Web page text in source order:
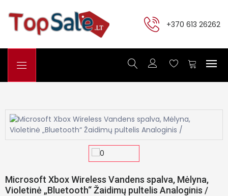
+370 613 26262
Microsoft Xbox Wireless Vandens spalva, Mėlyna,
Violetinė „Bluetooth“ Žaidimų pultelis Analoginis /